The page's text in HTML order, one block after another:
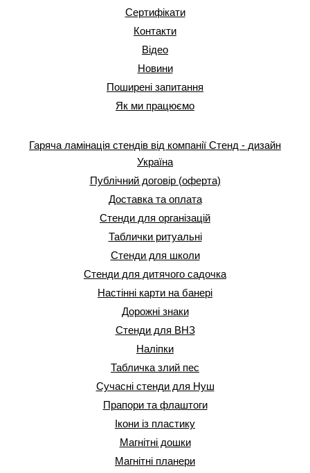
Сертифікати
Контакти
Відео
Новини
Поширені запитання
Як ми працюємо
Гаряча ламінація стендів від компанії Стенд - дизайн
Україна
Публічний договір (оферта)
Доставка та оплата
Стенди для організацій
Таблички ритуальні
Стенди для школи
Стенди для дитячого садочка
Настінні карти на банері
Дорожні знаки
Стенди для ВНЗ
Наліпки
Табличка злий пес
Сучасні стенди для Нуш
Прапори та флаштоги
Ікони із пластику
Магнітні дошки
Магнітні планери